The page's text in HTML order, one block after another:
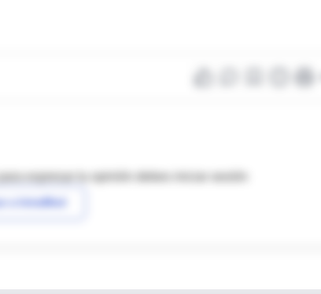
expresar tu opinión debes iniciar sesión
a IntraMed